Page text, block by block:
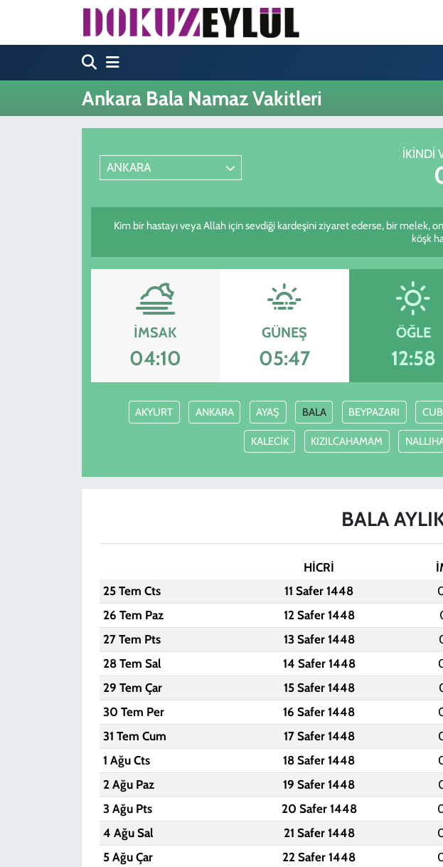
Ankara Bala Namaz Vakitleri
ANKARA
İKINDI
Kim bir hastayı veya Allah için sevdiği kardeşini ziyaret ederse, bir
köşk
İMSAK
04:10
GÜNEŞ
05:47
ÖĞLE
12:58
AKYURT ANKARA AYAŞ BALA BEYPAZARI
KALECİK KIZILCAHAMAM
BALA
HİCRİ
25 Tem Cts
11 Safer 1448
26 Tem Paz
12 Safer 1448
27 Tem Pts
13 Safer 1448
28 Tem Sal
14 Safer 1448
29 Tem Çar
15 Safer 1448
30 Tem Per
16 Safer 1448
31 Tem Cum
17 Safer 1448
1 Ağu Cts
18 Safer 1448
2 Ağu Paz
19 Safer 1448
3 Ağu Pts
20 Safer 1448
4 Ağu Sal
21 Safer 1448
5 Ağu Çar
22 Safer 1448
Hava Durumu
Trafik Durumu
Süper Lig Puan Durumu ve Fikstür
Tüm Manşetler